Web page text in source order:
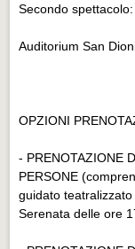
Secondo
Auditorium San
OPZIONI
- PRENOTAZIONE
PERSONE
guidato
Serenata delle ore